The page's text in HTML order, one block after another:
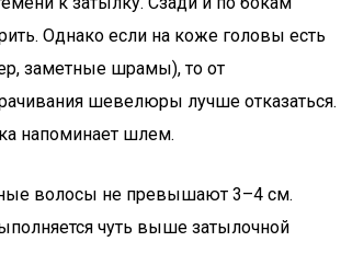
Однако если на коже головы есть
заметные шрамы), то от
шевелюры лучше отказаться.
напоминает шлем.
волосы не превышают 3–4 см.
чуть выше затылочной